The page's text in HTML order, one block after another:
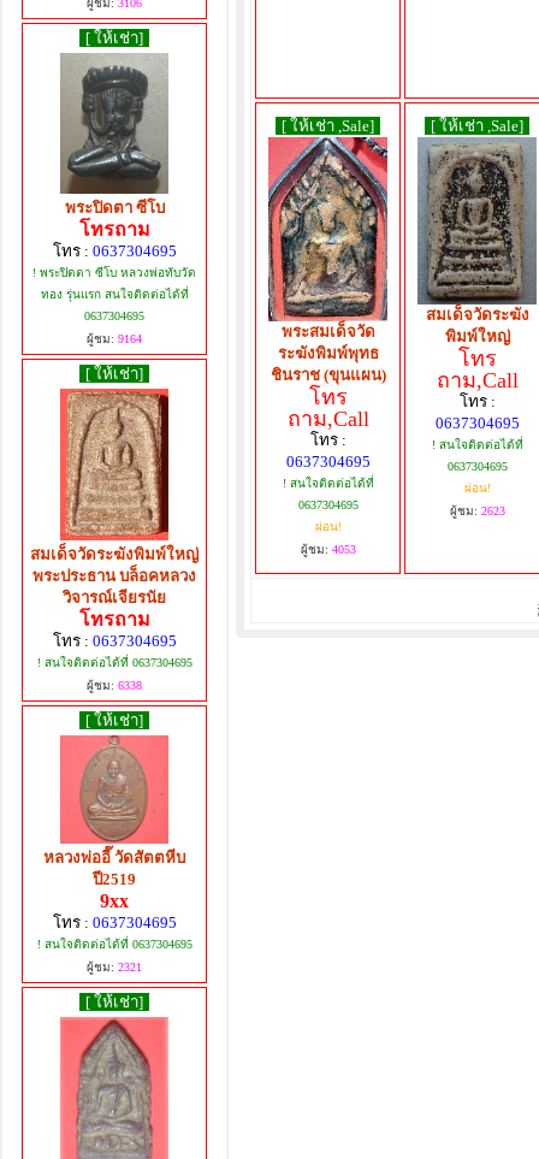
ผู้ชม: 3106
[ ให้เช่า]
พระปิดตา ซีโบ
โทรถาม
โทร : 0637304695
! พระปิดตา ซีโบ หลวงพ่อทับวัด
ทอง รุ่นแรก สนใจติดต่อได้ที่
0637304695
ผู้ชม: 9164
[ ให้เช่า]
สมเด็จวัดระฆังพิมพ์ใหญ่
พระประธาน บล็อคหลวง
วิจารณ์เจียรนัย
โทรถาม
โทร : 0637304695
! สนใจติดต่อได้ที่ 0637304695
ผู้ชม: 6338
[ ให้เช่า]
หลวงพ่ออี๊ วัดสัตตหีบ
ปี2519
9xx
โทร : 0637304695
! สนใจติดต่อได้ที่ 0637304695
ผู้ชม: 2321
[ ให้เช่า]
[ ให้เช่า ,Sale]
พระสมเด็จวัด
ระฆังพิมพ์พุทธ
ชินราช (ขุนแผน)
โทร
ถาม,Call
โทร :
0637304695
! สนใจติดต่อได้ที่
0637304695
ผ่อน!
ผู้ชม: 4053
[ ให้เช่า ,Sale]
สมเด็จวัดระฆัง
พิมพ์ใหญ่
โทร
ถาม,Call
โทร :
0637304695
! สนใจติดต่อได้ที่
0637304695
ผ่อน!
ผู้ชม: 2623